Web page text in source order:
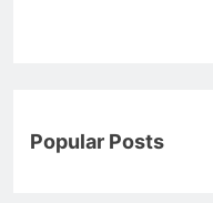
Popular Posts